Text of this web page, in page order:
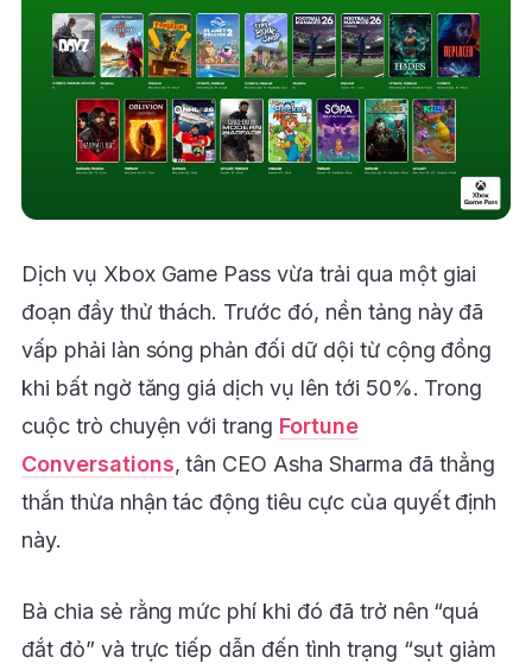
Dịch vụ Xbox Game Pass vừa trải qua một giai
đoạn đầy thử thách. Trước đó, nền tảng này đã
vấp phải làn sóng phản đối dữ dội từ cộng đồng
khi bất ngờ tăng giá dịch vụ lên tới 50%. Trong
cuộc trò chuyện với trang Fortune
Conversations, tân CEO Asha Sharma đã thẳng
thắn thừa nhận tác động tiêu cực của quyết định
này.
Bà chia sẻ rằng mức phí khi đó đã trở nên “quá
đắt đỏ” và trực tiếp dẫn đến tình trạng “sụt giảm